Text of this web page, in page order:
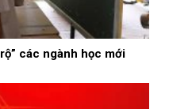
các ngành học mới